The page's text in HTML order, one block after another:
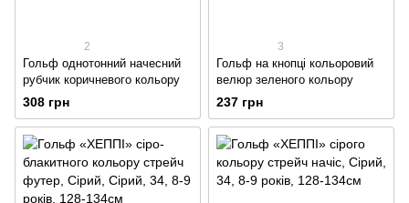
2
Гольф однотонний начесний
рубчик коричневого кольору
308 грн
3
Гольф на кнопці кольоровий
велюр зеленого кольору
237 грн